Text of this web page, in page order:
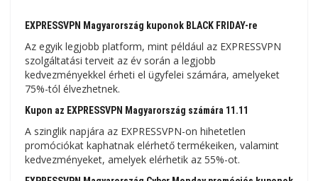
EXPRESSVPN Magyarország kuponok BLACK FRIDAY-re
Az egyik legjobb platform, mint például az EXPRESSVPN
szolgáltatási terveit az év során a legjobb
kedvezményekkel érheti el ügyfelei számára, amelyeket
75%-tól élvezhetnek.
Kupon az EXPRESSVPN Magyarország számára 11.11
A szinglik napjára az EXPRESSVPN-on hihetetlen
promóciókat kaphatnak elérhető termékeiken, valamint
kedvezményeket, amelyek elérhetik az 55%-ot.